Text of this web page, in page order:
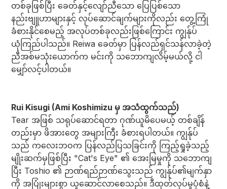
တစ်ခုဖြစ်ပြီး ခေတ်နှင့်လျော်ညီသော ပြေပြစ်သော
နည်းဗျူဟာများနှင့် လုပ်ဆောင်ချက်များကိုလည်း တွေ့ကြုံ
ခံစားနိုင်စေမည့် အလုပ်တစ်ခုလည်းဖြစ်ကြောင်း ကျွန်ုပ်
ယုံကြည်ပါသည်။ Reiwa ခေတ်မှာ ပြန်လည်ရှင်သန်လာခဲ့တဲ့
ညီအစ်မသုံးယောက်က မင်းကို သဘောကျလိမ့်မယ်လို့ ငါ
မျှော်လင့်ပါတယ်။
Rui Kisugi (Ami Koshimizu မှ အသံထွက်သည်)
Tear အဖြစ် သရုပ်ဆောင်ရတာ ဂုဏ်ယူမိပေမယ့် တစ်ချိန်
တည်းမှာ ဖိအားတွေ အများကြီး ခံစားရပါတယ်။ ကျွန်ုပ်
သည် ကလေးဘဝက ပြန်လည်ပြသခြင်းကို ကြည့်ရှုခဲ့သည့်
မျိုးဆက်မှဖြစ်ပြီး "Cat's Eye" ၏ အေးမြမှုကို သဘောကျ
ပြီး Toshio ၏ ဉာဏ်ရည်ဉာဏ်သွေးသည် ကျွန်ုပ်၏မျက်နှာ
ကို အပြုံးများစွာ ယူဆောင်လာစေသည်။ ဒီထုတ်လုပ်မှုပုံစံနဲ့